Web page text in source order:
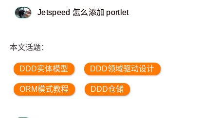
Jetspeed 怎么添加 portlet
本文话题：
DDD实体模型 DDD领域驱动设计
ORM模式教程 DDD仓储